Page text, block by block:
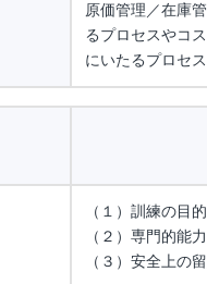
原価管理／在庫
るプロセスやコ
にいたるプロセ
（１）訓練の目的
（２）専門的能
（３）安全上の